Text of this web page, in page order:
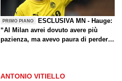
PRIMO PIANO
ESCLUSIVA MN - Hauge:
“Al Milan avrei dovuto avere più
pazienza, ma avevo paura di perdere
un giorno? Magari. Forza Milan!”
ANTONIO VITIELLO